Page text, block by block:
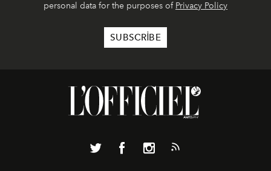
personal data for the purposes of Privacy Policy